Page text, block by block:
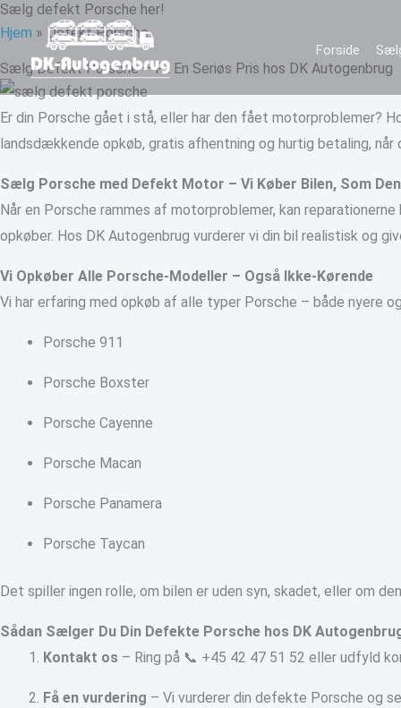
Gå
til
indholdet
Forside
Sælg defekt Porsche her!
Hjem » Defekt Porsche
Sælg Defekt Porsche – Få En Seriøs Pris hos DK Autogenbrug
Er din Porsche gået i stå, eller har den fået motorproblemer?
landsdækkende opkøb, gratis afhentning og hurtig betaling,
Sælg Porsche med Defekt Motor – Vi Køber Bilen, Som
Når en Porsche rammes af motorproblemer, kan
opkøber. Hos DK Autogenbrug vurderer vi din bil realistisk og
Vi Opkøber Alle Porsche-Modeller – Også Ikke-Kørende
Vi har erfaring med opkøb af alle typer Porsche – både nyere
Porsche 911
Porsche Boxster
Porsche Cayenne
Porsche Macan
Porsche Panamera
Porsche Taycan
Det spiller ingen rolle, om bilen er uden syn, skadet, eller om
Sådan Sælger Du Din Defekte Porsche hos DK
Kontakt os – Ring på 📞 +45 42 47 51 52 eller udfyld
Få en vurdering – Vi vurderer din defekte Porsche og